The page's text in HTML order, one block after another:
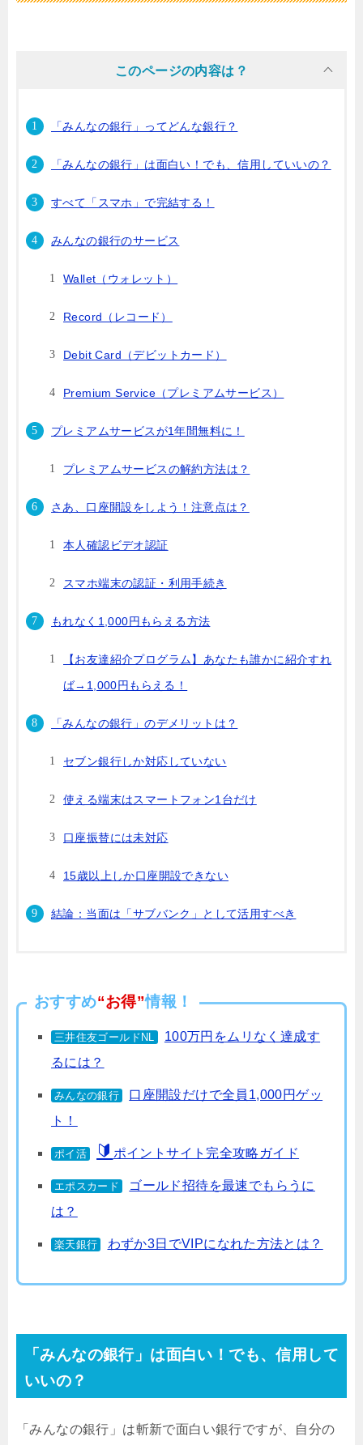
このページの内容は？
「みんなの銀行」ってどんな銀行？
「みんなの銀行」は面白い！でも、信用していいの？
すべて「スマホ」で完結する！
みんなの銀行のサービス
Wallet（ウォレット）
Record（レコード）
Debit Card（デビットカード）
Premium Service（プレミアムサービス）
プレミアムサービスが1年間無料に！
プレミアムサービスの解約方法は？
さあ、口座開設をしよう！注意点は？
本人確認ビデオ認証
スマホ端末の認証・利用手続き
もれなく1,000円もらえる方法
【お友達紹介プログラム】あなたも誰かに紹介すれ
ば→1,000円もらえる！
「みんなの銀行」のデメリットは？
セブン銀行しか対応していない
使える端末はスマートフォン1台だけ
口座振替には未対応
15歳以上しか口座開設できない
結論：当面は「サブバンク」として活用すべき
おすすめ“お得”情報！
三井住友ゴールドNL
100万円をムリなく達成す
るには？
みんなの銀行
口座開設だけで全員1,000円ゲッ
ト！
ポイ活 ポイントサイト完全攻略ガイド
エポスカード
ゴールド招待を最速でもらうに
は？
楽天銀行 わずか3日でVIPになれた方法とは？
「みんなの銀行」は面白い！でも、信用して
いいの？
「みんなの銀行」は斬新で面白い銀行ですが、自分の